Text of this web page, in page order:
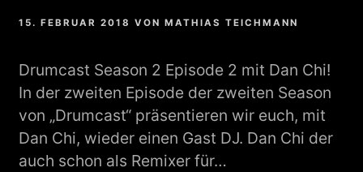
15. FEBRUAR 2018 VONMATHIAS TEICHMANN
Drumcast Season 2 Episode 2 mit Dan Chi!
In der zweiten Episode der zweiten Season
von „Drumcast“ präsentieren wir euch, mit
Dan Chi, wieder einen Gast DJ. Dan Chi der
auch schon als Remixer für…